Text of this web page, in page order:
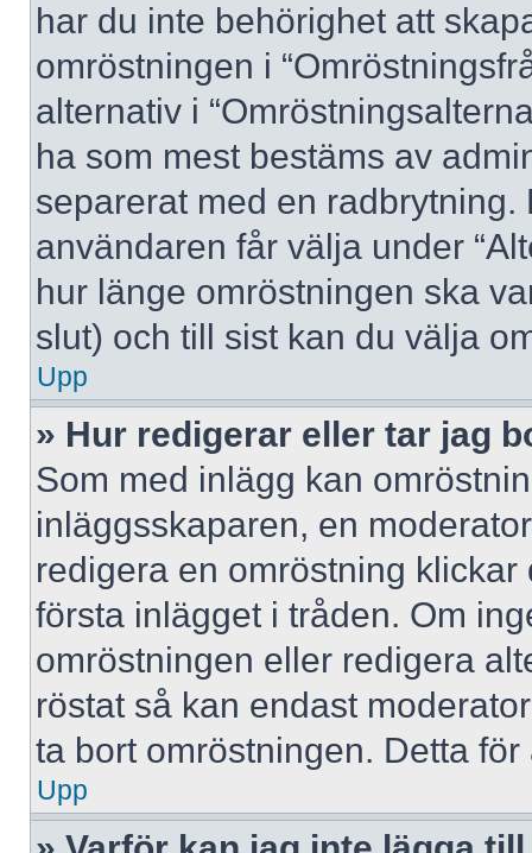
har du inte behörighet att
omröstningen i
alternativ i
ha som mest bestäms av
separerat med en
användaren får välja under
hur länge omröstningen ska
slut) och till sist kan du välja
Upp
» Hur redigerar eller tar jag
Som med inlägg kan
inläggsskaparen, en
redigera en omröstning
första inlägget i tråden. Om
omröstningen eller redigera
röstat så kan endast
ta bort omröstningen. Detta
Upp